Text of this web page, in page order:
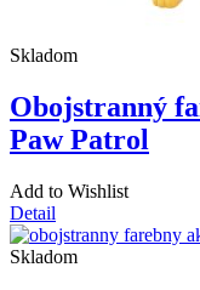
Skladom
Obojstranný
Paw Patrol
Add to Wishlist
Detail
Skladom